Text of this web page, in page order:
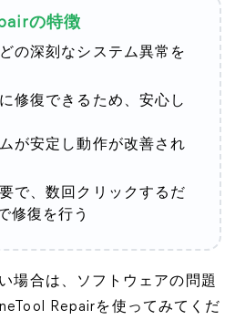
の特徴
の深刻なシステム異常を
修復できるため、安心し
が安定し動作が改善され
で、数回クリックするだ
修復を行う
場合は、ソフトウェアの問題
Repairを使ってみてくだ